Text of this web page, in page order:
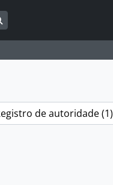
de autoridade (1)